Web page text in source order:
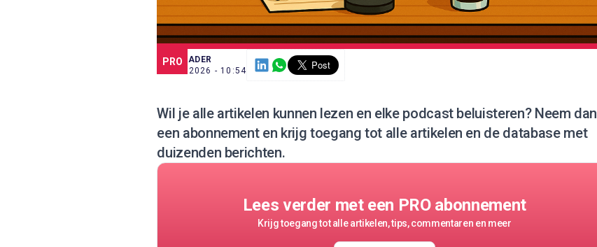
PRO
SCE TRADER
7 JUL. 2026 - 10:54
Wil je alle artikelen kunnen lezen en elke podcast beluisteren? Neem dan
een abonnementen krijg toegang tot alle artikelen en de database met
duizenden berichten.
Lees verder met een PRO abonnement
Krijg toegang tot alle artikelen, tips, commentaren en meer